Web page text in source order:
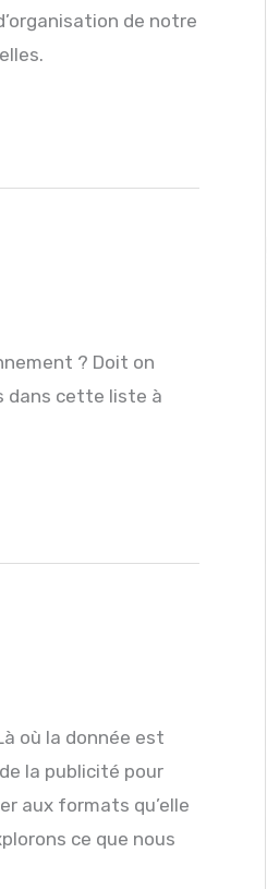
de notre
? Doit on
dans cette liste à
où la donnée est
la publicité pour
aux formats qu’elle
ce que nous